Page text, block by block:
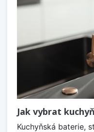
Jak vybrat
Kuchyňská baterie,